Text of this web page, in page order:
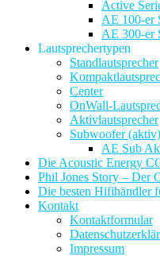
Active
AE 100-er
AE 300-er
Lautsprechertypen
Standlautsprecher
Center
OnWall-
Aktivlautsprecher
Subwoofer (aktiv)
AE Sub
Die Acoustic Energy
Phil Jones Story – Der
Die besten Hifihändler
Kontakt
Kontaktformular
Impressum